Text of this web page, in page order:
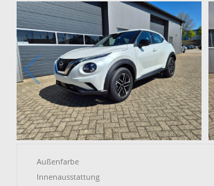
Außenfarbe
Innenausstattung